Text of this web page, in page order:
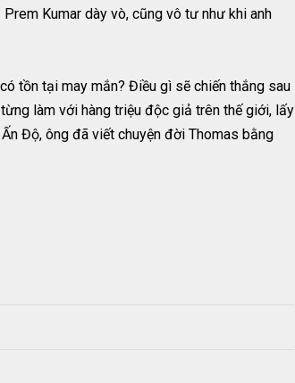
Kumar dày vò, cũng vô tư như khi anh
tồn tại may mắn? Điều gì sẽ chiến thắng sau
làm với hàng triệu độc giả trên thế giới, lấy
Độ, ông đã viết chuyện đời Thomas bằng